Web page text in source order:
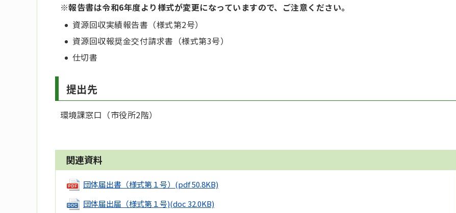
※報告書は令和6年度より様式が変更になっていますので、ご注意ください。
資源回収実績報告書（様式第2号）
資源回収報奨金交付請求書（様式第3号）
仕切書
提出先
環境課窓口（市役所2階）
関連資料
団体届出書（様式第１号） (pdf 50.8KB)
団体届出届（様式第１号)(doc 32.0KB)